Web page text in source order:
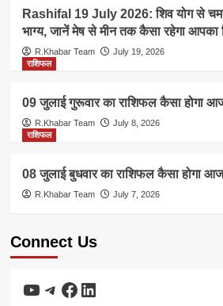
Rashifal 19 July 2026: शिव योग से
भाग्य, जानें मेष से मीन तक कैसा रहेगा आपका
R.Khabar Team
July 19, 2026
राशिफल
09 जुलाई गुरूवार का राशिफल कैसा होगा
R.Khabar Team
July 8, 2026
राशिफल
08 जुलाई बुधवार का राशिफल कैसा होगा
R.Khabar Team July 7, 2026
Connect Us
YouTube
Telegram
Facebook
LinkedIn